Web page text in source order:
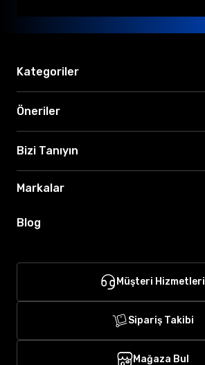
Kategoriler
Öneriler
Bizi Tanıyın
Markalar
Blog
Müşteri Hizmetleri
Sipariş Takibi
Mağaza Bul